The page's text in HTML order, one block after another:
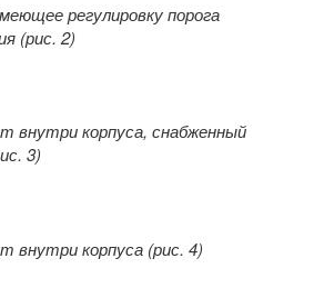
регулировку порога
(рис. 2)
внутри корпуса, снабженный
3)
внутри корпуса (рис. 4)